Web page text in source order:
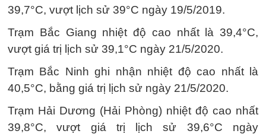
39,7°C, vượt lịch sử 39°C ngày 19/5/2019.
Trạm Bắc Giang nhiệt độ cao nhất là 39,4°C,
vượt giá trị lịch sử 39,1°C ngày 21/5/2020.
Trạm Bắc Ninh ghi nhận nhiệt độ cao nhất là
40,5°C, bằng giá trị lịch sử ngày 21/5/2020.
Trạm Hải Dương (Hải Phòng) nhiệt độ cao nhất
39,8°C, vượt giá trị lịch sử 39,6°C ngày